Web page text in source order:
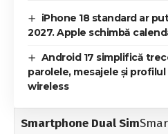
iPhone 18 standard ar
2027. Apple schimbă
Android 17 simplifică
parolele, mesajele și
wireless
Smartphone Dual Sim